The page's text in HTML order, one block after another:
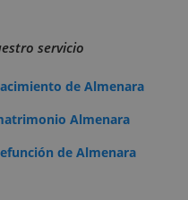
servicio
de Almenara
Almenara
de Almenara